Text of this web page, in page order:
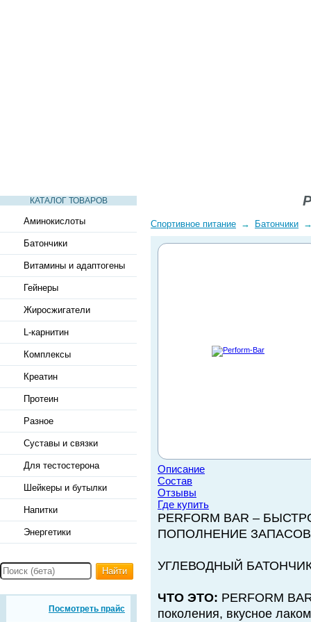
КАТАЛОГ ТОВАРОВ
Аминокислоты
Батончики
Витамины и адаптогены
Гейнеры
Жиросжигатели
L-карнитин
Комплексы
Креатин
Протеин
Разное
Суставы и связки
Для тестостерона
Шейкеры и бутылки
Напитки
Энергетики
Найти
Посмотреть прайс
Спортивное питание → Батончики
Описание
Состав
Отзывы
Где купить
PERFORM BAR –
ПОПОЛНЕНИЕ
УГЛЕВОДНЫЙ
ЧТО ЭТО: PERFORM
поколения, вкусное